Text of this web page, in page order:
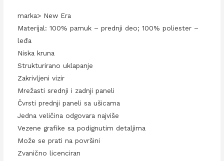
marka> New Era
Materijal: 100% pamuk – prednji deo; 100% poliester –
leđa
Niska kruna
Strukturirano uklapanje
Zakrivljeni vizir
Mrežasti srednji i zadnji paneli
Čvrsti prednji paneli sa ušicama
Jedna veličina odgovara najviše
Vezene grafike sa podignutim detaljima
Može se prati na površini
Zvanično licenciran